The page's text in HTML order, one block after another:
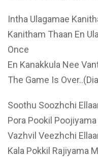
Intha Ulagamae
Kanitham Thaan En
Once
En Kanakkula Nee
The Game Is
Soothu Soozhchi
Pora Pookil
Vazhvil Veezhchi
Kala Pokkil Rajiyama